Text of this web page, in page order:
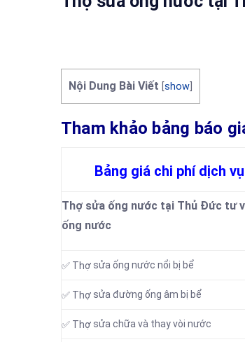
Nội Dung Bài Viết show
Tham khảo bảng báo
Bảng giá chi phí dịch
Thợ sửa ống nước tại Thủ Đức tư
ống nước
✅ Thợ sửa ống nước nổi bị bể
✅ Thợ sửa đường ống âm bị bể
✅ Thợ sửa chữa và thay vòi nước